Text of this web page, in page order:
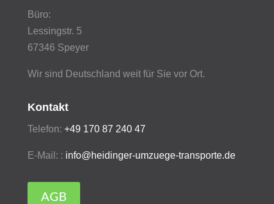
Büro:
Lessingstr. 5
67346 Speyer
Wir sind Deutschland weit für Sie vor Ort.
Kontakt
Telefon: +49 170 87 240 47
E-Mail: : info@heidinger-umzuege-transporte.de
AGB